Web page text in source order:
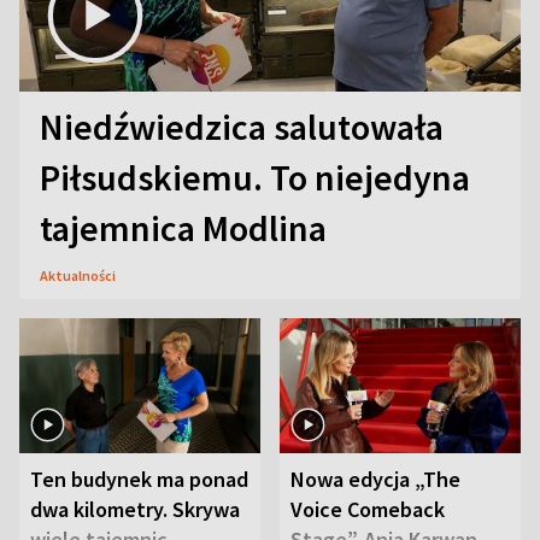
Niedźwiedzica salutowała
Piłsudskiemu. To niejedyna
tajemnica Modlina
Aktualności
Ten budynek ma ponad
dwa kilometry. Skrywa
Nowa edycja „The
Voice Comeback